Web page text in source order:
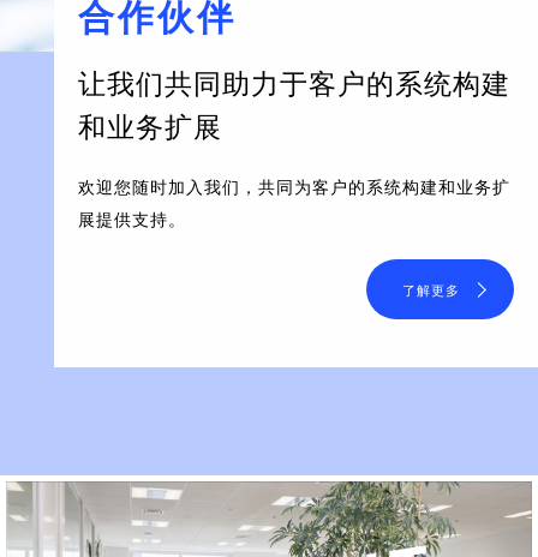
合作伙伴
让我们共同助力于客户的系统构建
和业务扩展
欢迎您随时加入我们，共同为客户的系统构建和业务扩
展提供支持。
了解更多